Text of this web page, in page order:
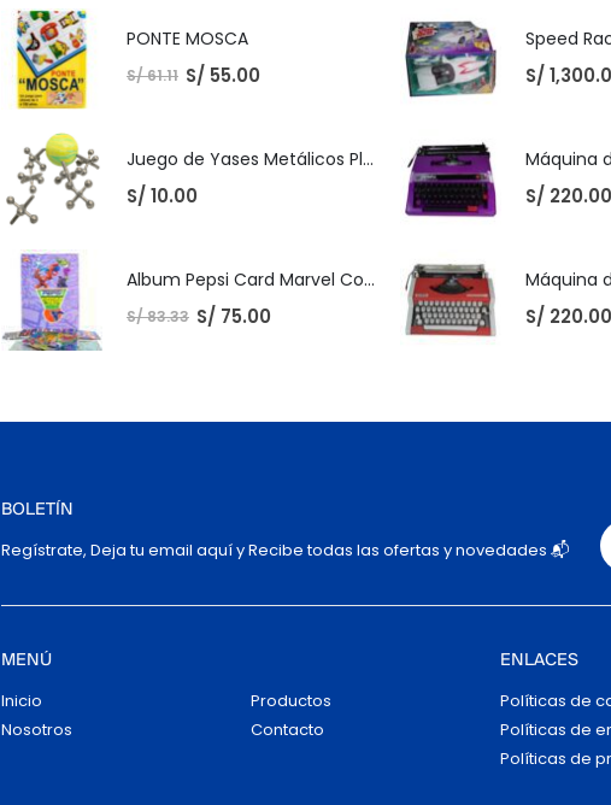
PONTE MOSCA
S/61.11 S/ 55.00
Juego de Yases Metálicos Plomos 6 Unidades + Pelota de Goma (En Bolsita Lista para Regalar)
S/ 10.00
Album Pepsi Card Marvel Completo
S/83.33 S/ 75.00
S/
S/ 220.00
S/ 220.00
BOLETÍN
Regístrate, Deja tu email aquí y Recibe todas las ofertas y novedades 📬
MENÚ
Inicio
Nosotros
Productos
Contacto
ENLACES
Políticas de
Políticas de
Políticas de